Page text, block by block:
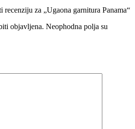
za „Ugaona garnitura Panama“
objavljena. Neophodna polja su